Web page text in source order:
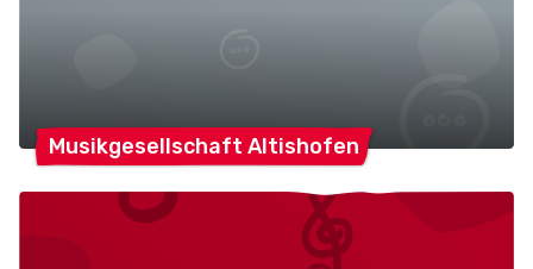
Musikgesellschaft Altishofen